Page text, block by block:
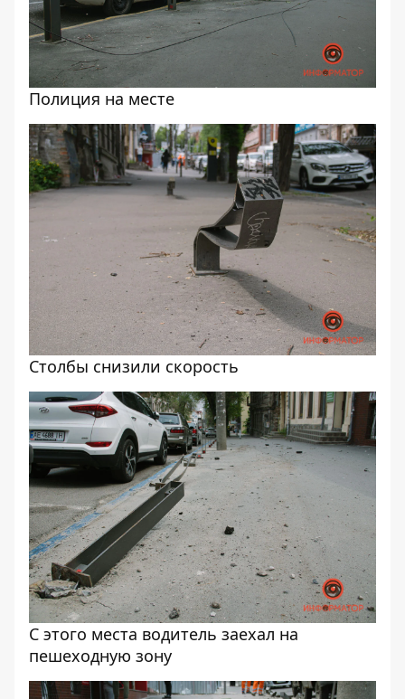
Полиция на месте
Столбы снизили скорость
С этого места водитель заехал на
пешеходную зону